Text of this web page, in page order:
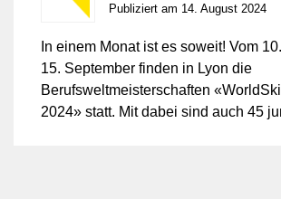
Publiziert am 14. August 2024
In einem Monat ist es soweit! Vom
15. September finden in Lyon die
Berufsweltmeisterschaften
2024» statt. Mit dabei sind auch 45